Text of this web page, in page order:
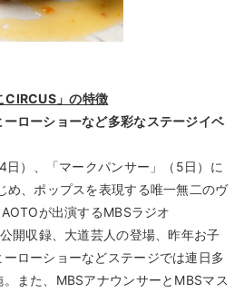
」の特徴
ーローショーなど多彩なステージイベ
日）、「マークパンサー」（5日）に
め、ポップスを表現する唯一無二のヴ
が出演するMBSラジオ
開収録、大道芸人の登場、昨年お子
ローショーなどステージでは連日多
また、MBSアナウンサーとMBSマス